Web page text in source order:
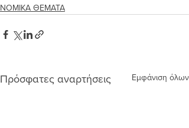
ΝΟΜΙΚΑ ΘΕΜΑΤΑ
Πρόσφατες αναρτήσεις Εμφάνιση όλων